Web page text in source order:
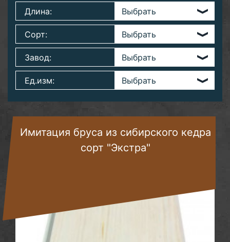
Длина:
Сорт:
Завод:
Ед.изм:
Имитация бруса из сибирского кедра
сорт "Экстра"